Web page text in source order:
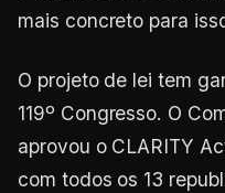
mais concreto para
O projeto de lei tem
119º Congresso. O
aprovou o CLARITY
com todos os 13